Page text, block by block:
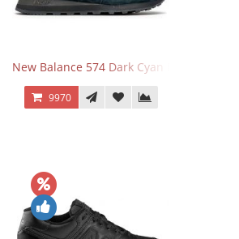
New Balance 574 Dark Cyan Black Suede
9970